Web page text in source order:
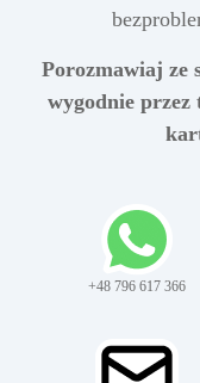
Porozmawiaj ze
wygodnie przez
+48 796 617 366